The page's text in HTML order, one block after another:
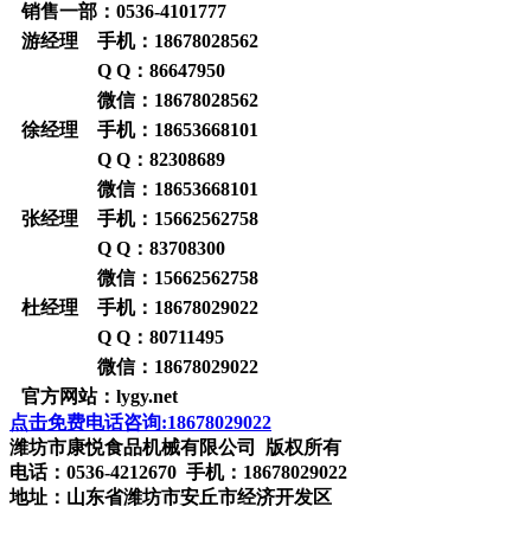
销售一部： 0536-4101777
游经理 手机： 18678028562
Q Q： 86647950
微信： 18678028562
徐经理 手机： 18653668101
Q Q： 82308689
微信： 18653668101
张经理 手机： 15662562758
Q Q： 83708300
微信： 15662562758
杜经理 手机： 18678029022
Q Q： 80711495
微信： 18678029022
官方网站： lygy.net
点击免费电话咨询:18678029022
潍坊市康悦食品机械有限公司 版权所有
电话：0536-4212670 手机：18678029022
地址：山东省潍坊市安丘市经济开发区